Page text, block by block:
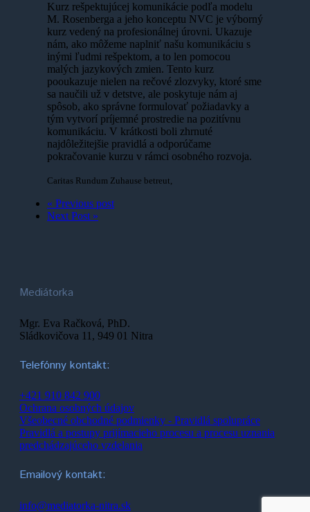
Kurz rešpektujúcej komunikácie podľa modelu
M. Rosenberga a jeho konceptu NVC je výborný
kurz vedený na profesionálnej úrovni. Ukazuje
nám, ako môžeme naplniť našu komunikáciu s
inými ľudmi rešpektom, a to len pomocou
malých jazykových zmien. Tento kurz
pooukazuje nielen na rečové zlozvyky, ktoré sme
sa naučili už v detstve, ale poskytuje nám aj
spôsob, ako správne formulovať požiadavky a
tým vytvorí príjemné prostredie na pozitívnu
komunikáciu. V krátkosti boli zhrnuté
najdôležitejšie pravidlá a odporúčame
pokračovanie kurzu v rámci osobného rozvoja.
Caritas Rundum Zuhause betreut,
« Previous post
Next Post »
Mediátorka
Mgr. Eva Račková, PhD.
Sládkovičova 11, 949 01 Nitra
Telefónny kontakt:
+421 910 842 900
Ochrana osobných údajov
Všeobecné obchodné podmienky - Pravidlá spolupráce
Pravidlá a postupy prijímacieho procesu a procesu uznania
predchádzajúceho vzdelania
Emailový kontakt:
info@mediatorka-nitra.sk